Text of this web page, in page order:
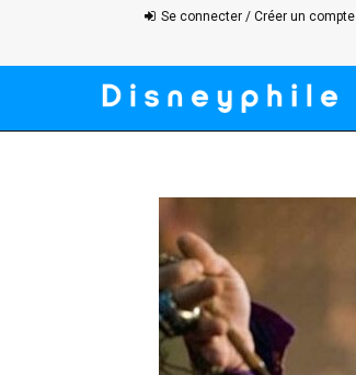
Se connecter / Créer un compte